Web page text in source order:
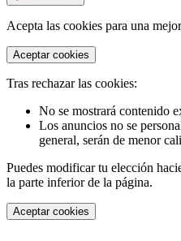
Acepta las cookies para una
Aceptar cookies
Tras rechazar las cookies:
No se mostrará contenido
Los anuncios no se
general, serán de menor
Puedes modificar tu elección
la parte inferior de la página.
Aceptar cookies